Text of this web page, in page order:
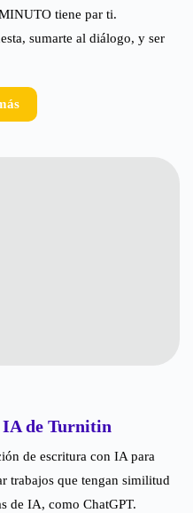
tiene par ti.
sumarte al diálogo, y ser
IA de Turnitin
de escritura con IA para
trabajos que tengan similitud
de IA, como ChatGPT.